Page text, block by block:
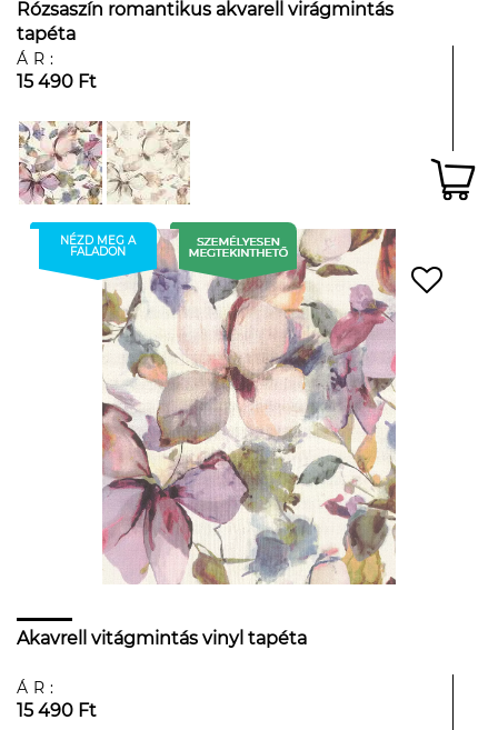
Rózsaszín romantikus akvarell virágmintás
tapéta
ÁR:
15 490 Ft
NÉZD MEG A
FALADON
Akavrell vitágmintás vinyl tapéta
ÁR:
15 490 Ft